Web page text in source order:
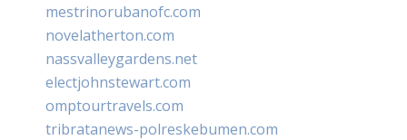
mestrinorubanofc.com
novelatherton.com
nassvalleygardens.net
electjohnstewart.com
omptourtravels.com
tribratanews-polreskebumen.com